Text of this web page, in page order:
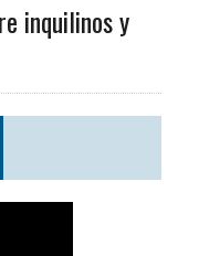
inquilinos y